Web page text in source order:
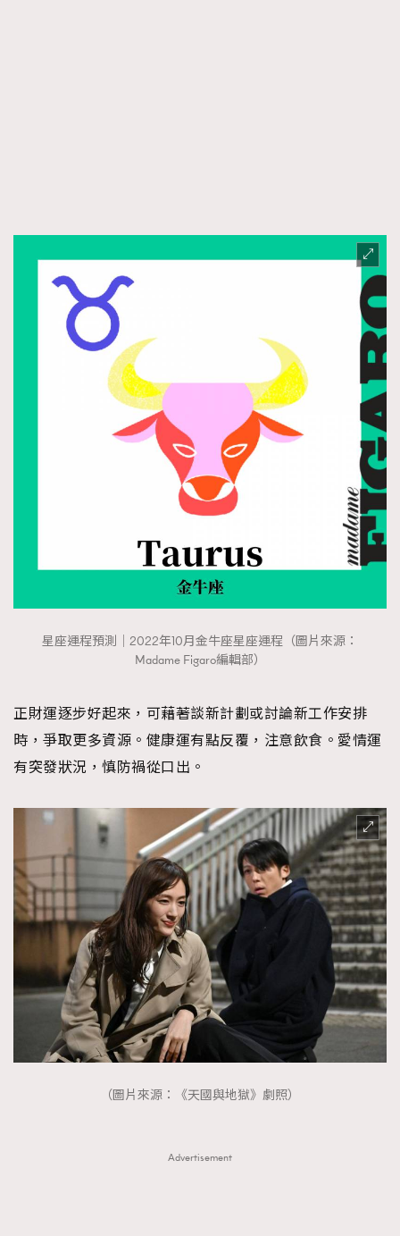
AFrenchMind
DressLikeAParisienne
EmpowerF
FashionWeek FigaroAesthetic
星座運程預測｜2022年10月金牛座星座運程（圖片來源：
Madame Figaro編輯部）
正財運逐步好起來，可藉著談新計劃或討論新工作安排
時，爭取更多資源。健康運有點反覆，注意飲食。愛情運
有突發狀況，慎防禍從口出。
（圖片來源：《天國與地獄》劇照）
Advertisement